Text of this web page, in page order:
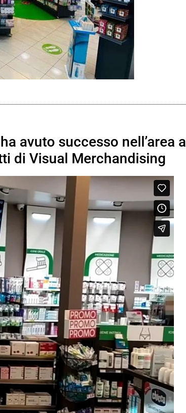
avuto successo nell’area a
di Visual Merchandising